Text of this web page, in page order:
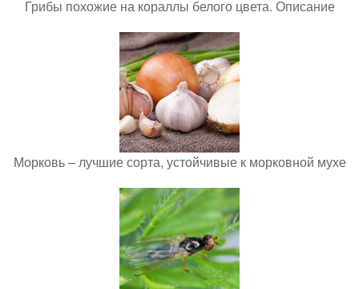
Грибы похожие на кораллы белого цвета. Описание
Морковь – лучшие сорта, устойчивые к морковной мухе